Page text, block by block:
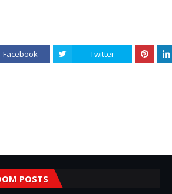
Facebook Twitter
POSTS